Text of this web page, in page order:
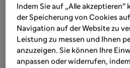
Herunterladen
SERVICE
Indem Sie auf „Alle akzeptieren"
der Speicherung von Cookies
Navigation auf der Website zu
Leistung zu messen und Ihnen
anzuzeigen. Sie können Ihre
anpassen oder widerrufen,